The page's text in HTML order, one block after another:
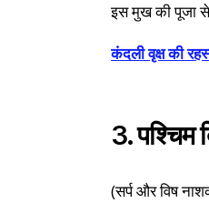
इस मुख की पूजा से
कंदली वृक्ष की
3.
(सर्प और विष